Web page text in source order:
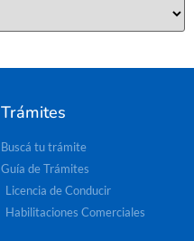
Trámites
Buscá tu trámite
Guía de Trámites
Licencia de Conducir
Habilitaciones Comerciales